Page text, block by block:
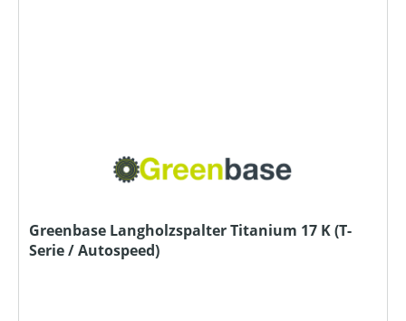
Greenbase Langholzspalter Titanium 17 K (T-
Serie / Autospeed)